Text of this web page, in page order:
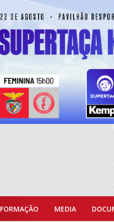
FORMAÇÃO MEDIA